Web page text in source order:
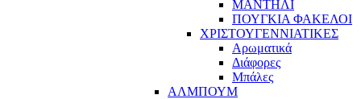
ΜΑΝΤΗΛΙ
ΠΟΥΓΚΙΑ ΦΑΚΕΛΟΙ
ΧΡΙΣΤΟΥΓΕΝΝΙΑΤΙΚΕΣ
Αρωματικά
Διάφορες
Μπάλες
ΑΛΜΠΟΥΜ